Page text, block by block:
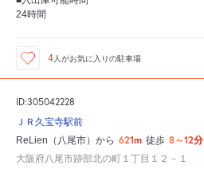
24時間
4人がお気に入りの駐車場
ID:305042228
ＪＲ久宝寺駅前
ReLien（八尾市）から 621m 徒歩 8～12分
大阪府八尾市跡部北の町１丁目１２－１